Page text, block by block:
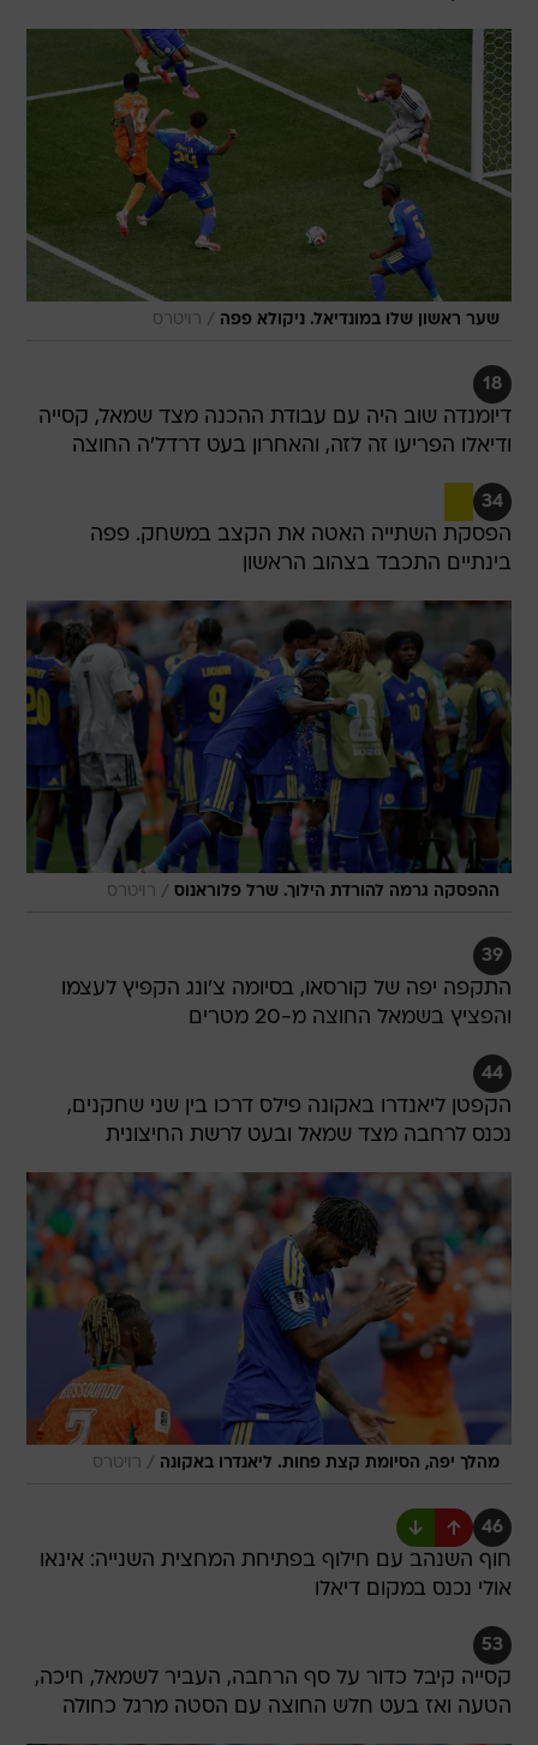
שער ראשון שלו במונדיאל. ניקולא פפה / רויטרס
18
דיומנדה שוב היה עם עבודת ההכנה מצד שמאל, קסייה
ודיאלו הפריעו זה לזה, והאחרון בעט דרדל'ה החוצה
34
הפסקת השתייה האטה את הקצב במשחק. פפה
בינתיים התכבד בצהוב הראשון
ההפסקה גרמה להורדת הילוך. שרל פלוראנוס / רויטרס
39
התקפה יפה של קורסאו, בסיומה צ'ונג הקפיץ לעצמו
והפציץ בשמאל החוצה מ-20 מטרים
44
הקפטן ליאנדרו באקונה פילס דרכו בין שני שחקנים,
נכנס לרחבה מצד שמאל ובעט לרשת החיצונית
מהלך יפה, הסיומת קצת פחות. ליאנדרו באקונה / רויטרס
46
חוף השנהב עם חילוף בפתיחת המחצית השנייה: אינאו
אולי נכנס במקום דיאלו
53
קסייה קיבל כדור על סף הרחבה, העביר לשמאל, חיכה,
הטעה ואז בעט חלש החוצה עם הסטה מרגל כחולה